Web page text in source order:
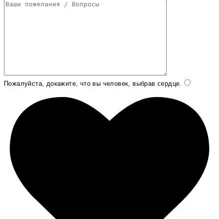
Пожалуйста, докажите, что вы человек, выбрав сердце.